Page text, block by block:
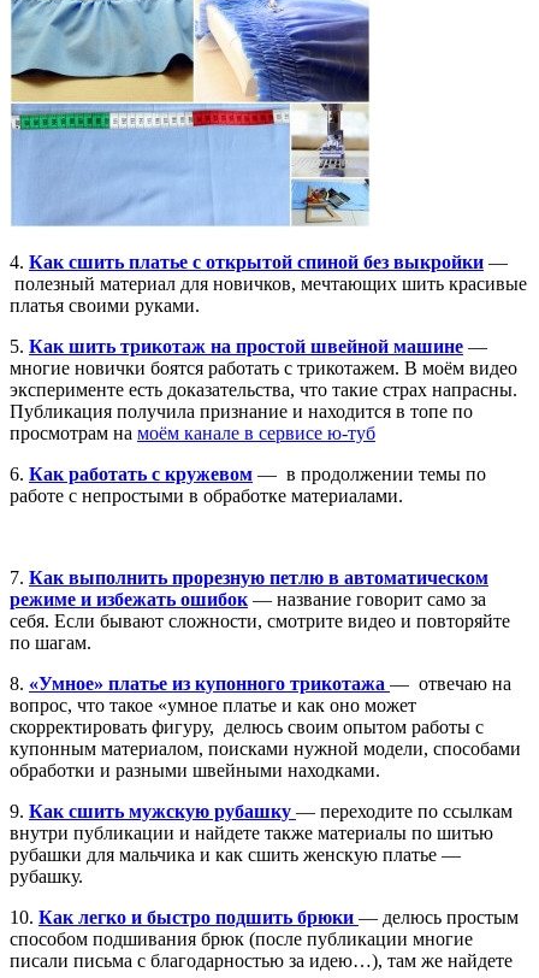
4. Как сшить платье с открытой спиной без выкройки —
полезный материал для новичков, мечтающих шить красивые
платья своими руками.
5. Как шить трикотаж на простой швейной машине —
многие новички боятся работать с трикотажем. В моём видео
эксперименте есть доказательства, что такие страх напрасны.
Публикация получила признание и находится в топе по
просмотрам на моём канале в сервисе ю-туб
6. Как работать с кружевом — в продолжении темы по
работе с непростыми в обработке материалами.
7. Как выполнить прорезную петлю в автоматическом
режиме и избежать ошибок — название говорит само за
себя. Если бывают сложности, смотрите видео и повторяйте
по шагам.
8. «Умное» платье из купонного трикотажа — отвечаю на
вопрос, что такое «умное платье и как оно может
скорректировать фигуру, делюсь своим опытом работы с
купонным материалом, поисками нужной модели, способами
обработки и разными швейными находками.
9. Как сшить мужскую рубашку — переходите по ссылкам
внутри публикации и найдете также материалы по шитью
рубашки для мальчика и как сшить женскую платье —
рубашку.
10. Как легко и быстро подшить брюки — делюсь простым
способом подшивания брюк (после публикации многие
писали письма с благодарностью за идею…), там же найдете